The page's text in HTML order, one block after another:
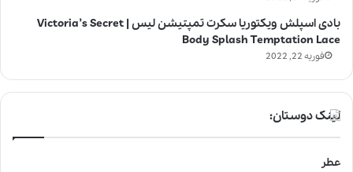
بادی اسپلش ویکتوریا سکرت تمپتیشن لیس | Victoria’s Secret
Body Splash Temptation Lace
فوریه 22, 2022
لینک دوستان:
عطر